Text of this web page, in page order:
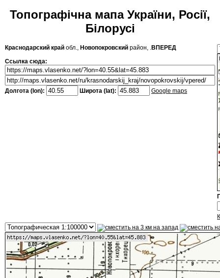
Топографічна мапа України, Росії,
Білорусі
Краснодарский край обл., Новопокровский район, .ВПЕРЕД
Ссылка сюда:
Долгота (lon): Широта (lat): Google maps